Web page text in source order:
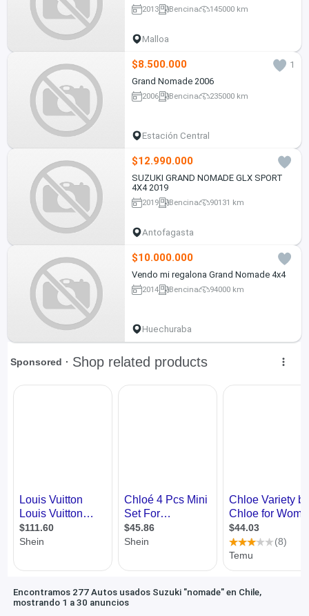
2013 Bencina 145000 km
Malloa
$8.500.000
1
Grand Nomade 2006
2006 Bencina 235000 km
Estación Central
$12.990.000
SUZUKI GRAND NOMADE GLX SPORT
4X4 2019
2019 Bencina 90131 km
Antofagasta
$10.000.000
Vendo mi regalona Grand Nomade 4x4
2014 Bencina 94000 km
Huechuraba
Encontramos 277 Autos usados Suzuki "nomade" en Chile,
mostrando 1 a 30 anuncios